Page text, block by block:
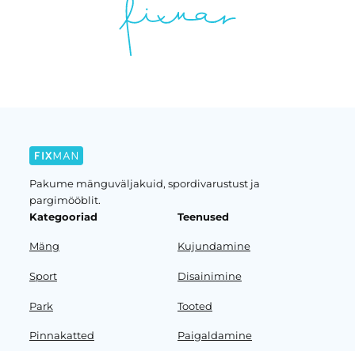
Pakume mänguväljakuid, spordivarustust ja
pargimööblit.
Kategooriad
Mäng
Sport
Park
Pinnakatted
Teenused
Kujundamine
Disainimine
Tooted
Paigaldamine